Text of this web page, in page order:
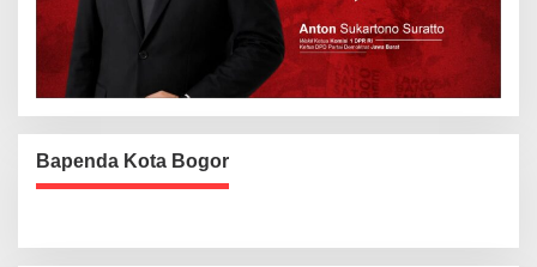
Bapenda Kota Bogor